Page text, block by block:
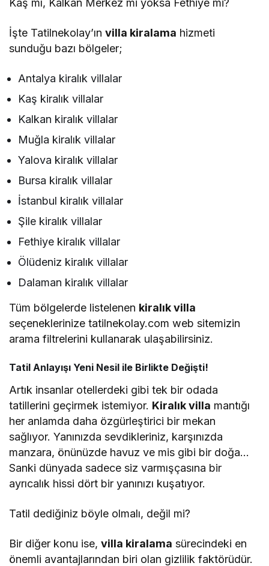
İşte Tatilnekolay’ınvilla kiralama hizmeti
sunduğu bazı bölgeler;
Antalya kiralık villalar
Kaş kiralık villalar
Kalkan kiralık villalar
Muğla kiralık villalar
Yalova kiralık villalar
Bursa kiralık villalar
İstanbul kiralık villalar
Şile kiralık villalar
Fethiye kiralık villalar
Ölüdeniz kiralık villalar
Dalaman kiralık villalar
Tüm bölgelerde listelenen kiralık villa
seçeneklerinize tatilnekolay.com web sitemizin
arama filtrelerini kullanarak ulaşabilirsiniz.
Tatil Anlayışı Yeni Nesil ile Birlikte Değişti!
Artık insanlar otellerdeki gibi tek bir odada
tatillerini geçirmek istemiyor. Kiralık villa mantığı
her anlamda daha özgürleştirici bir mekan
sağlıyor. Yanınızda sevdikleriniz, karşınızda
manzara, önünüzde havuz ve mis gibi bir doğa…
Sanki dünyada sadece siz varmışçasına bir
ayrıcalık hissi dört bir yanınızı kuşatıyor.
Tatil dediğiniz böyle olmalı, değil mi?
Bir diğer konu ise,villa kiralama sürecindeki en
önemli avantajlarından biri olan gizlilik faktörüdür.